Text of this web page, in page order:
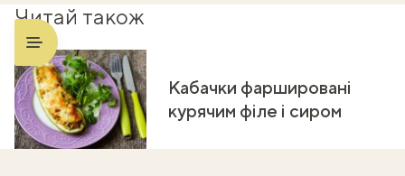
Читай також
Кабачки фаршировані
курячим філе і сиром